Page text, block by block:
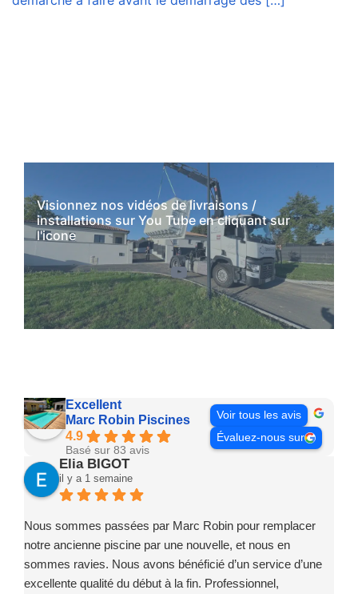
Visionnez nos vidéos de livraisons /
installations sur You Tube en cliquant sur
l'icone
YouTube
Excellent
Marc Robin Piscines
4.9
Basé sur 83 avis
Voir tous les avis
Évaluez-nous sur
Elia BIGOT
il y a 1 semaine
Nous sommes passées par Marc Robin pour remplacer
notre ancienne piscine par une nouvelle, et nous en
sommes ravies. Nous avons bénéficié d’un service d’une
excellente qualité du début à la fin. Professionnel,